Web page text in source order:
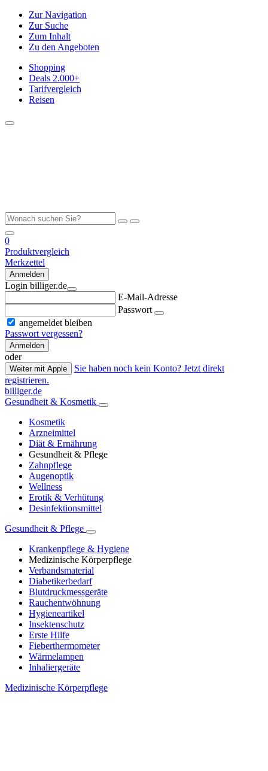
Zur Navigation
Zur Suche
Zum Inhalt
Zu den Angeboten
Shopping
Deals 2.000+
Tarifvergleich
Reisen
0
Produktvergleich
Merkzettel
Anmelden
Login billiger.de
E-Mail-Adresse
Passwort
angemeldet bleiben
Passwort vergessen?
Anmelden
oder
Weiter mit Apple
Sie haben noch kein Konto? Jetzt direkt
registrieren.
billiger.de
Gesundheit & Kosmetik
Kosmetik
Arzneimittel
Diät & Ernährung
Gesundheit & Pflege
Zahnpflege
Augenoptik
Wellness
Erotik & Verhütung
Desinfektionsmittel
Gesundheit & Pflege
Krankenpflege & Hygiene
Medizinische Körperpflege
Verbandsmaterial
Diabetikerbedarf
Blutdruckmessgeräte
Rauchentwöhnung
Hygieneartikel
Insektenschutz
Erste Hilfe
Fieberthermometer
Wärmelampen
Inhaliergeräte
Medizinische Körperpflege